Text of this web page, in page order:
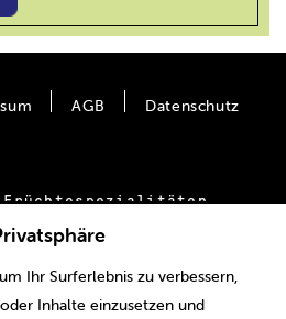
Ihr Surferlebnis zu verbessern,
Inhalte einzusetzen und
00
AGB Datenschutz